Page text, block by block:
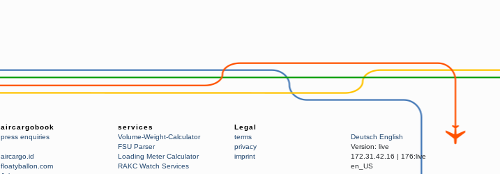
aircargobook
press enquiries
aircargo.id
floatyballon.com
services
Volume-Weight-Calculator
FSU Parser
Loading Meter Calculator
RAKC Watch Services
Legal
terms
privacy
imprint
Deutsch English
Version: live
172.31.42.16 | 176:live
en_US